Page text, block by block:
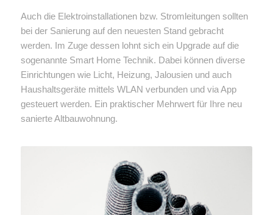
Auch die Elektroinstallationen bzw. Stromleitungen sollten
bei der Sanierung auf den neuesten Stand gebracht
werden. Im Zuge dessen lohnt sich ein Upgrade auf die
sogenannte Smart Home Technik. Dabei können diverse
Einrichtungen wie Licht, Heizung, Jalousien und auch
Haushaltsgeräte mittels WLAN verbunden und via App
gesteuert werden. Ein praktischer Mehrwert für Ihre neu
sanierte Altbauwohnung.